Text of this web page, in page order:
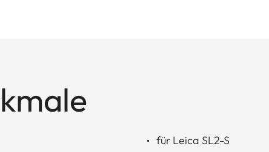
für Leica SL2-S